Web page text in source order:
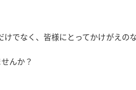
でなく、皆様にとってかけがえの
んか？